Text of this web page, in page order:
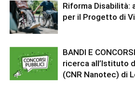
Riforma Disabilità:
per il Progetto di
BANDI E
ricerca all’Istituto
(CNR Nanotec) di